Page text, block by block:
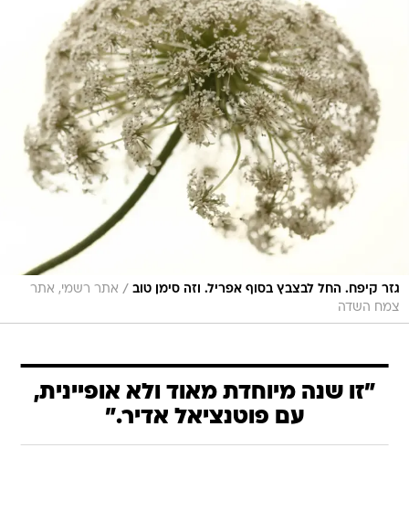
גזר קיפח. החל לבצבץ בסוף אפריל. וזה סימן טוב / אתר רשמי, אתר
צמח השדה
"זו שנה מיוחדת מאוד ולא אופיינית,
עם פוטנציאל אדיר."